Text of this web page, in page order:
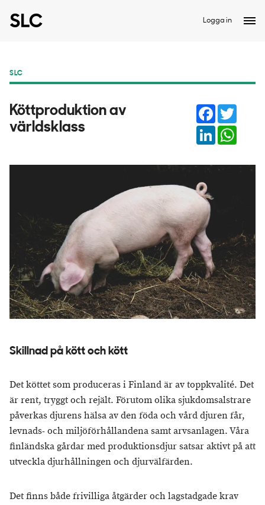
Logga in
SLC
Köttproduktion av
världsklass
Facebook
LinkedIn
Skillnad på kött och kött
Det köttet som produceras i Finland är av toppkvalité. Det
är rent, tryggt och rejält. Förutom olika sjukdomsalstrare
påverkas djurens hälsa av den föda och vård djuren får,
levnads- och miljöförhållandena samt arvsanlagen. Våra
finländska gårdar med produktionsdjur satsar aktivt på att
utveckla djurhållningen och djurvälfärden.
Det finns både frivilliga åtgärder och lagstadgade krav